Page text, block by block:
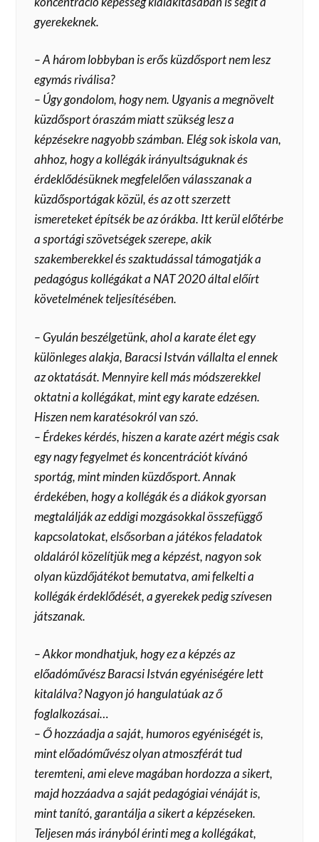
gyerekeknek.
– A három lobbyban is erős küzdősport nem lesz
egymás riválisa?
– Úgy gondolom, hogy nem. Ugyanis a megnövelt
küzdősport óraszám miatt szükség lesz a
képzésekre nagyobb számban. Elég sok iskola van,
ahhoz, hogy a kollégák irányultságuknak és
érdeklődésüknek megfelelően válasszanak a
küzdősportágak közül, és az ott szerzett
ismereteket építsék be az órákba. Itt kerül előtérbe
a sportági szövetségek szerepe, akik
szakemberekkel és szaktudással támogatják a
pedagógus kollégákat a NAT 2020 által előírt
követelmének teljesítésében.
– Gyulán beszélgetünk, ahol a karate élet egy
különleges alakja, Baracsi István vállalta el ennek
az oktatását. Mennyire kell más módszerekkel
oktatni a kollégákat, mint egy karate edzésen.
Hiszen nem karatésokról van szó.
– Érdekes kérdés, hiszen a karate azért mégis csak
egy nagy fegyelmet és koncentrációt kívánó
sportág, mint minden küzdősport. Annak
érdekében, hogy a kollégák és a diákok gyorsan
megtalálják az eddigi mozgásokkal összefüggő
kapcsolatokat, elsősorban a játékos feladatok
oldaláról közelítjük meg a képzést, nagyon sok
olyan küzdőjátékot bemutatva, ami felkelti a
kollégák érdeklődését, a gyerekek pedig szívesen
játszanak.
– Akkor mondhatjuk, hogy ez a képzés az
előadóművész Baracsi István egyéniségére lett
kitalálva? Nagyon jó hangulatúak az ő
foglalkozásai…
– Ő hozzáadja a saját, humoros egyéniségét is,
mint előadóművész olyan atmoszférát tud
teremteni, ami eleve magában hordozza a sikert,
majd hozzáadva a saját pedagógiai vénáját is,
mint tanító, garantálja a sikert a képzéseken.
Teljesen más irányból érinti meg a kollégákat,